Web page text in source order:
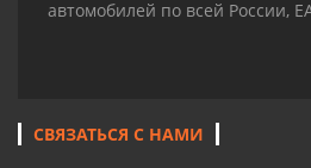
автомобилей по всей России,
СВЯЗАТЬСЯ С НАМИ